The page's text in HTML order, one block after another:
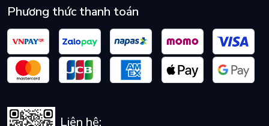
Phương thức thanh toán
Liên hệ: